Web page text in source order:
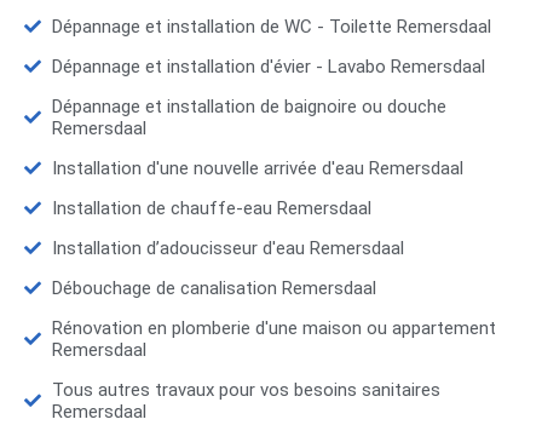
Dépannage et installation de WC - Toilette Remersdaal
Dépannage et installation d'évier - Lavabo Remersdaal
Dépannage et installation de baignoire ou douche
Remersdaal
Installation d'une nouvelle arrivée d'eau Remersdaal
Installation de chauffe-eau Remersdaal
Installation d’adoucisseur d'eau Remersdaal
Débouchage de canalisation Remersdaal
Rénovation en plomberie d'une maison ou appartement
Remersdaal
Tous autres travaux pour vos besoins sanitaires
Remersdaal